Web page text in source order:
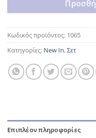
Κωδικός προϊόντος: 1065
Κατηγορίες: New In,Σετ
Επιπλέον πληροφορίες